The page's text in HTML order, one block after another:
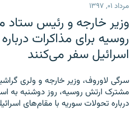
مرداد ۰۱, ۱۳۹۷
وزیر خارجه و رئیس‌
روسیه برای مذاکرات
اسرائیل سفر می‌کنند
سرگی لاوروف، وزیر خارجه و ولری
مشترک ارتش روسیه، روز دوشنبه به
درباره تحولات سوریه با مقام‌های